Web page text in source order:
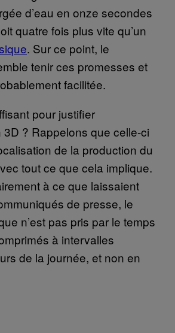
d’eau en onze secondes
quatre fois plus vite qu’un
. Sur ce point, le
tenir ces promesses et
facilitée.
pour justifier
3D ? Rappelons que celle-ci
de la production du
tout ce que cela implique.
à ce que laissaient
de presse, le
n’est pas pris par le temps
à intervalles
de la journée, et non en